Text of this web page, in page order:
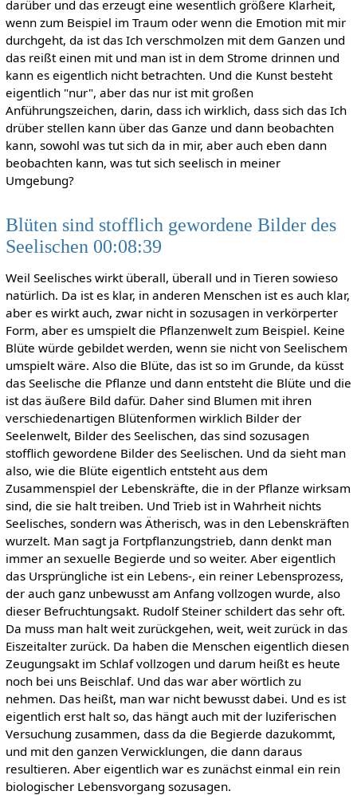
darüber und das erzeugt eine wesentlich größere Klarheit,
wenn zum Beispiel im Traum oder wenn die Emotion mit mir
durchgeht, da ist das Ich verschmolzen mit dem Ganzen und
das reißt einen mit und man ist in dem Strome drinnen und
kann es eigentlich nicht betrachten. Und die Kunst besteht
eigentlich "nur", aber das nur ist mit großen
Anführungszeichen, darin, dass ich wirklich, dass sich das Ich
drüber stellen kann über das Ganze und dann beobachten
kann, sowohl was tut sich da in mir, aber auch eben dann
beobachten kann, was tut sich seelisch in meiner
Umgebung?
Blüten sind stofflich gewordene Bilder des
Seelischen 00:08:39
Weil Seelisches wirkt überall, überall und in Tieren sowieso
natürlich. Da ist es klar, in anderen Menschen ist es auch klar,
aber es wirkt auch, zwar nicht in sozusagen in verkörperter
Form, aber es umspielt die Pflanzenwelt zum Beispiel. Keine
Blüte würde gebildet werden, wenn sie nicht von Seelischem
umspielt wäre. Also die Blüte, das ist so im Grunde, da küsst
das Seelische die Pflanze und dann entsteht die Blüte und die
ist das äußere Bild dafür. Daher sind Blumen mit ihren
verschiedenartigen Blütenformen wirklich Bilder der
Seelenwelt, Bilder des Seelischen, das sind sozusagen
stofflich gewordene Bilder des Seelischen. Und da sieht man
also, wie die Blüte eigentlich entsteht aus dem
Zusammenspiel der Lebenskräfte, die in der Pflanze wirksam
sind, die sie halt treiben. Und Trieb ist in Wahrheit nichts
Seelisches, sondern was Ätherisch, was in den Lebenskräften
wurzelt. Man sagt ja Fortpflanzungstrieb, dann denkt man
immer an sexuelle Begierde und so weiter. Aber eigentlich
das Ursprüngliche ist ein Lebens-, ein reiner Lebensprozess,
der auch ganz unbewusst am Anfang vollzogen wurde, also
dieser Befruchtungsakt. Rudolf Steiner schildert das sehr oft.
Da muss man halt weit zurückgehen, weit, weit zurück in das
Eiszeitalter zurück. Da haben die Menschen eigentlich diesen
Zeugungsakt im Schlaf vollzogen und darum heißt es heute
noch bei uns Beischlaf. Und das war aber wörtlich zu
nehmen. Das heißt, man war nicht bewusst dabei. Und es ist
eigentlich erst halt so, das hängt auch mit der luziferischen
Versuchung zusammen, dass da die Begierde dazukommt,
und mit den ganzen Verwicklungen, die dann daraus
resultieren. Aber eigentlich war es zunächst einmal ein rein
biologischer Lebensvorgang sozusagen.